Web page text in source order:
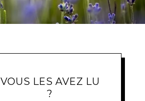
VOUS LES AVEZ LU
?